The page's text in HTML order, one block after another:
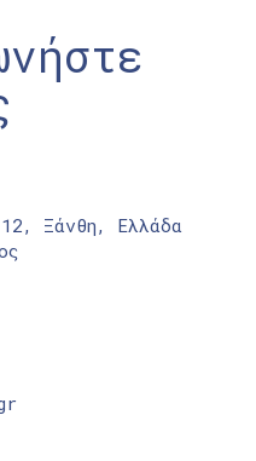
Ξάνθη, Ελλάδα